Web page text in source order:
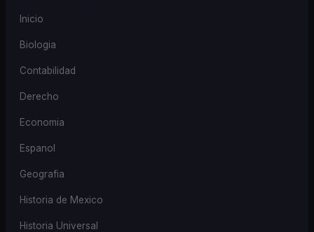
Inicio
Biologia
Contabilidad
Derecho
Economia
Espanol
Geografia
Historia de Mexico
Historia Universal